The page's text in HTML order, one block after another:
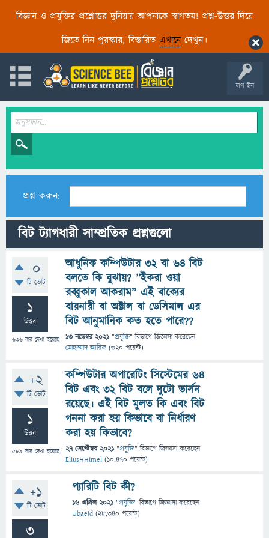
বিজ্ঞান ও প্রযুক্তির প্রশ্নোত্তর দুনিয়ায় আপনাকে স্বাগতম! প্রশ্ন-উত্তর দিয়ে
জিতে নিন পুরস্কার, বিস্তারিত এখানেদেখুন।
লগ ইন
প্রশ্ন করুন:
বিট ট্যাগধারী সাম্প্রতিক প্রশ্নগুলো
0
টি ভোট
1
উত্তর
636 বার দেখা হয়েছে
আধুনিক কম্পিউটার ৩২ বা ৬৪ বিট
বলতে কি বুঝায়? ’’ইকরা ওয়া
রব্বুকাল আকরাম’’ এই বাক্যের
বায়নারী বা অক্টাল বা ডেসিমাল এর
বিট আনুমানিক কত হতে পারে??
13 নভেম্বর 2021 "প্রযুক্তি" বিভাগে জিজ্ঞাসাকরেছেন
মোহাম্মাদ আরিফ (320 পয়েন্ট)
+2
টি ভোট
1
উত্তর
589 বার দেখা হয়েছে
কম্পিউটার অপারেটিং সিস্টেমের ৬৪
বিট এবং ৩২ বিট বলে দুটো ভার্সন
রয়েছে। এই বিট মুলত কি এবং বিট
গননা করা হয় কিভাবে বা নির্ধারণ
করা হয় কিভাবে?
27 সেপ্টেম্বর 2021 "প্রযুক্তি" বিভাগে জিজ্ঞাসাকরেছেন
EliusHHimel (10,470 পয়েন্ট)
+1
টি ভোট
3
প্যারিটি বিট কী?
16 এপ্রিল 2021 "প্রযুক্তি" বিভাগে জিজ্ঞাসাকরেছেন
Ubaeid (28,340 পয়েন্ট)